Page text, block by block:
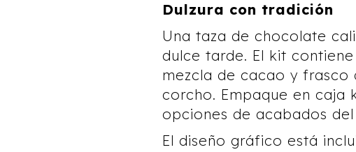
Dulzura con tradición
Una taza de chocolate
dulce tarde. El kit
mezcla de cacao y frasco
corcho. Empaque en
opciones de acabados
El diseño gráfico está